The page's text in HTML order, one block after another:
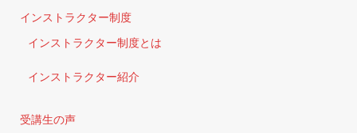
インストラクター制度
インストラクター制度とは
インストラクター紹介
受講生の声